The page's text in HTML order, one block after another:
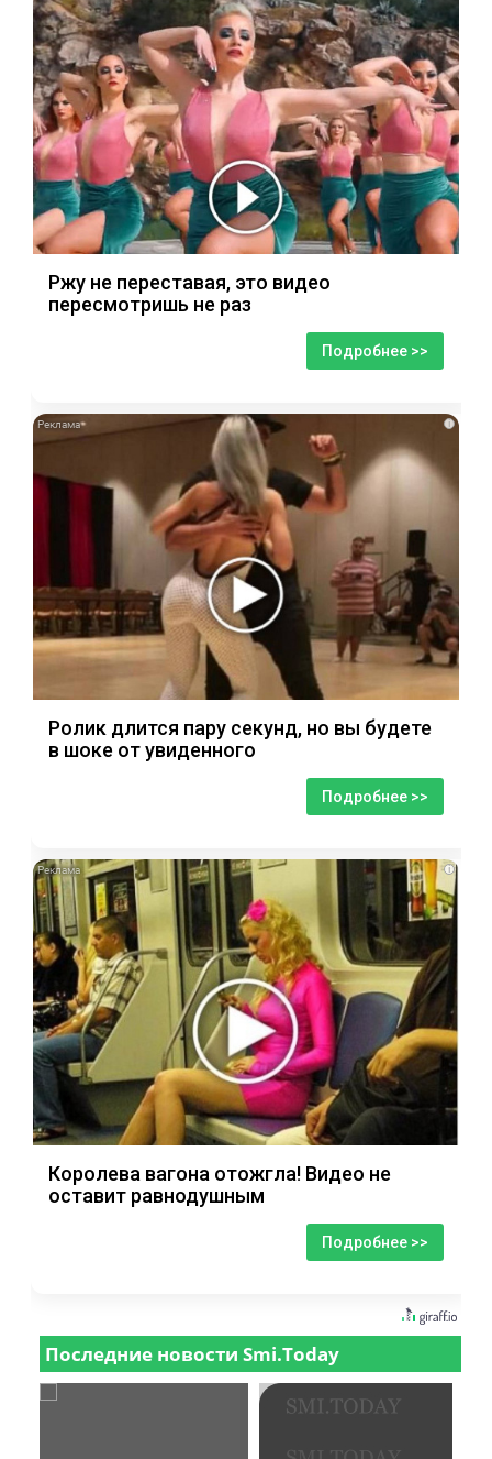
Ржу не переставая, это видео
пересмотришь не раз
Подробнее >>
i
Ролик длится пару секунд, но вы будете
в шоке от увиденного
Подробнее >>
i
Королева вагона отожгла! Видео не
оставит равнодушным
Подробнее >>